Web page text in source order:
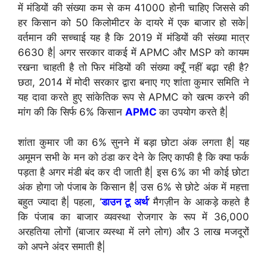
में मंडियों की संख्या कम से कम 41000 होनी चाहिए जिससे की
हर किसान को 50 किलोमीटर के दायरे में एक बाजार हो सके|
वर्तमान की सच्चाई यह है कि 2019 में मंडियों की संख्या मात्र
6630 है| अगर सरकार वाकई में APMC और MSP को कायम
रखना चाहती है तो फिर मंडियों की संख्या क्यूँ नहीं बढ़ा रही है?
छठा, 2014 में मोदी सरकार द्वारा बनाए गए शांता कुमार समिति ने
यह दावा करते हुए सांकेतिक रूप से APMC को खत्म करने की
मांग की कि सिर्फ 6% किसान APMC का उपयोग करते है|
शांता कुमार जी का 6% सुनने में बड़ा छोटा अंक लगता है| यह
अमूमन सभी के मन को ठंडा कर देने के लिए काफी है कि क्या फर्क
पड़ता है अगर मंडी बंद कर दी जाती है| इस 6% का भी कोई छोटा
अंक होगा जो पंजाब के किसान है| उस 6% से छोटे अंक में महत्ता
बहुत ज्यादा है| पहला, ‘डाउन टू अर्थ‘ मैगज़ीन के आकड़े कहते है
कि पंजाब का बाजार व्यवस्था रोजगार के रूप में 36,000
अरहतिया लोगों (बाजार व्यस्था में लगे लोग) और 3 लाख मजदूरों
को अपने अंदर समाती है|